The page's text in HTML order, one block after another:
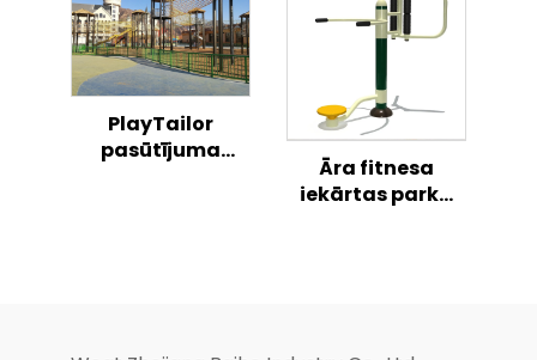
konstrukcija
PlayTailor
pasūtījuma
Āra fitnesa
iekārtas parka
iekārtas